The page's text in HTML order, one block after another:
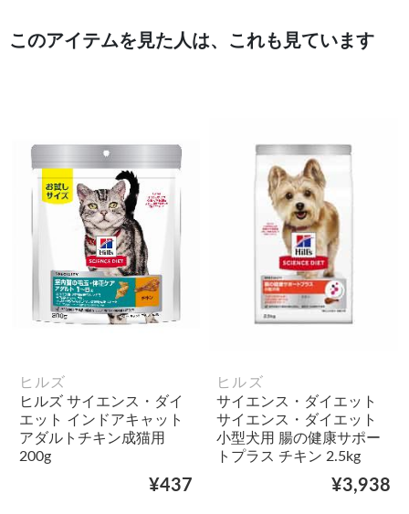
このアイテムを見た人は、これも見ています
ヒルズ
ヒルズ サイエンス・ダイ
エット インドアキャット
アダルトチキン成猫用
200g
¥437
ヒルズ
サイエンス・ダイエット
サイエンス・ダイエット
小型犬用 腸の健康サポー
トプラス チキン 2.5kg
¥3,938